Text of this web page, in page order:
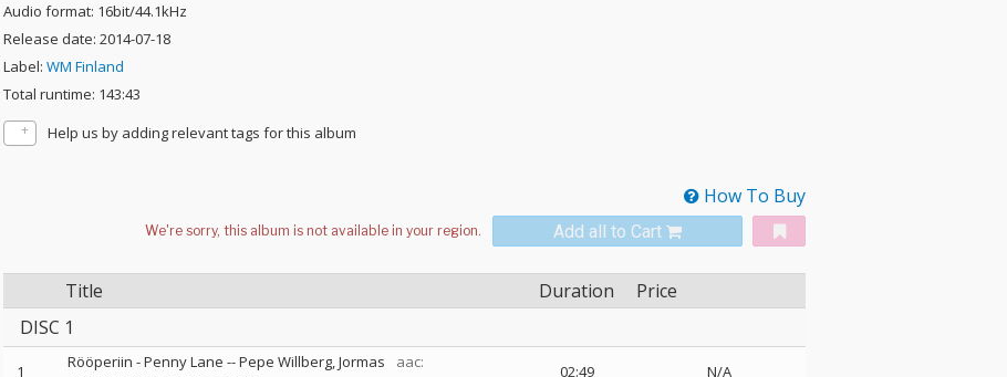
Audio format: 16bit/44.1kHz
Release date: 2014-07-18
Label: WM Finland
Total runtime: 143:43
Help us by adding relevant tags for this album
How To Buy
Add all to Cart
Title Duration
Price
DISC 1
1 Rööperiin - Penny Lane --Pepe Willberg Jormas
aac:
02:49 N/A